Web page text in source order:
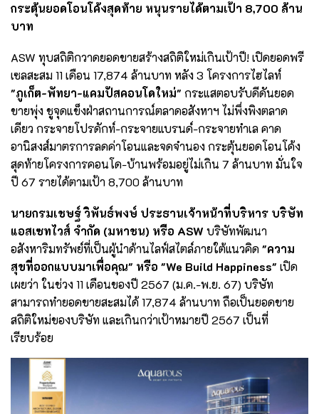
กระตุ้นยอดโอนโค้งสุดท้าย หนุนรายได้ตามเป้า 8,700 ล้าน
บาท
ASW ทุบสถิติกวาดยอดขายสร้างสถิติใหม่เกินเป้าปี! เปิดยอดพรี
เซลสะสม 11 เดือน 17,874 ล้านบาท หลัง 3 โครงการไฮไลท์
"ภูเก็ต-พัทยา-แคมปัสคอนโดใหม่" กระแสตอบรับดีดันยอด
ขายพุ่ง ชูจุดแข็งฝ่าสถานการณ์ตลาดอสังหาฯ ไม่พึ่งพิงตลาด
เดียว กระจายโปรดักท์-กระจายแบรนด์-กระจายทำเล คาด
อานิสงส์มาตรการลดค่าโอนและจดจำนอง กระตุ้นยอดโอนโค้ง
สุดท้ายโครงการคอนโด-บ้านพร้อมอยู่ไม่เกิน 7 ล้านบาท มั่นใจ
ปี 67 รายได้ตามเป้า 8,700 ล้านบาท
นายกรมเชษฐ์ วิพันธ์พงษ์ ประธานเจ้าหน้าที่บริหาร บริษัท
แอสเซทไวส์ จำกัด (มหาชน) หรือ ASW บริษัทพัฒนา
อสังหาริมทรัพย์ที่เป็นผู้นำด้านไลฟ์สไตล์ภายใต้แนวคิด"ความ
สุขที่ออกแบบมาเพื่อคุณ" หรือ "We Build Happiness" เปิด
เผยว่า ในช่วง 11 เดือนของปี 2567 (ม.ค.-พ.ย. 67) บริษัท
สามารถทำยอดขายสะสมได้ 17,874 ล้านบาท ถือเป็นยอดขาย
สถิติใหม่ของบริษัท และเกินกว่าเป้าหมายปี 2567 เป็นที่
เรียบร้อย